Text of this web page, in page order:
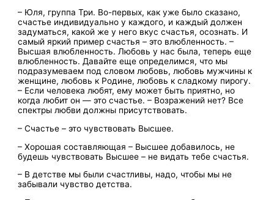
– Юля, группа Три. Во-первых, как уже было сказано,
счастье индивидуально у каждого, и каждый должен
задуматься, какой же у него вкус счастья, осознать. И
самый яркий пример счастья – это влюбленность. –
Высшая влюбленность. Любовь у нас была, теперь еще
влюбленность. Давайте еще определимся, что мы
подразумеваем под словом любовь, любовь мужчины к
женщине, любовь к Родине, любовь к сладкому пирогу.
– Если человека любят, ему может быть приятно, но
когда любит он — это счастье. – Возражений нет? Все
спектры любви должны присутствовать.
– Счастье – это чувствовать Высшее.
– Хорошая составляющая – Высшее добавилось, не
будешь чувствовать Высшее – не видать тебе счастья.
– В детстве мы были счастливы, надо, чтобы мы не
забывали чувство детства.